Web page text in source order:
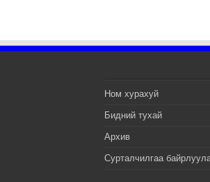
Ном хурахуй
Бидний тухай
Архив
Сурталчилгаа